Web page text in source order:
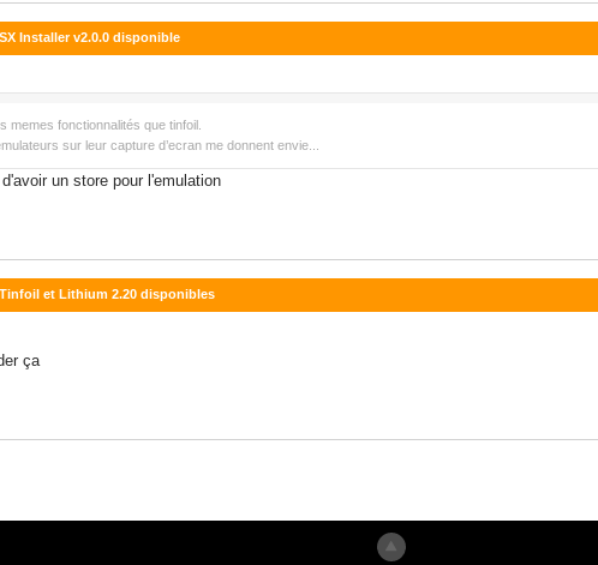
Installer v2.0.0 disponible
memes fonctionnalités que tinfoil.
sur leur capture d’ecran me donnent envie...
un store pour l'emulation
et Lithium 2.20 disponibles
ça